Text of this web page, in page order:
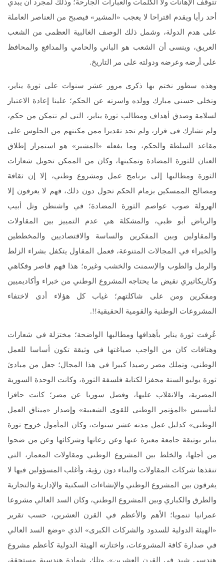
تتوقف الإهانات ولا الكلمات والعبارات الجارحة؛ وذلك لمجرد أن يبدي
أحد رأيا ويقدم اقتراحا لا يعجب «المشير» فيصبح من العناصر العاملة
على هدم الدولة، وشمل ذلك الوصف الغالبية العظمى من الشعب
العريق، وينسى أن الشعب هو الباني والحامي والمدافع والمحافظ
على أرضه وعرضه ودولته على مر التاريخ.
وهذه سطور نختم بها ذكرى مرور عشر سنوات على ثورة يناير،
وتخلي حسني مبارك وولده واسرته عن الحكم؛ علينا إعادة الاعتبار
لسلامة وصدق أهداف ومطالب ثورة يناير، التي لم تتمكن من حكم،
ولم تشارك في قرار، ولم تجد تقديرا ممن مكنتهم من الجلوس على
مقاعد السلطة والحكم، وما يفعله «المشير» هو استمرار إطلاق
العنان للثورة المضادة وتمكينها، وكان من الممكن تحويل شعارات
الثورة ومطالبها إلى برنامج عمل ومشروع وطني، إلا إن ثقافة
ومصالح الممسكين بزمام الحكم تحول دون ذلك، فهم لا يعرفون إلا
الهرولة صوب عواصم الثورة المضادة؛ في واشنطن وتل أبيب
والرياض أبو ظبي، والمشكلة هي عدم التمييز بين المقاولات
والمقاولين وبين المفكرين والساسة والاقتصاديين والمخططين
والخبراء في المجالات المتنوعة، فعمل المقاول يتكفل بشراء الزلط
والرمل والطوب والإسمنت والخشب وغيره؛ هذا فهم قاصر وفكاهي
وكاريكاتيري نقيض ما يحتاجه المشروع الوطني من خبراء وأكاديميين
ومفكرين ومن على شاكلتهم؛ غياب كل هؤلاء أدى لاختفاء
المشروعات الوطنية والقومية الحقيقية!!.
عُرِفت ثورة يناير بأهدافها ومطالبها الواضحة؛ مختزلة في شعارات
وهتافات كان من الواجب صياغتها في وثيقة تكون أساسا للعمل
الوطني، وتملك مصر رصيدا كبيرا في هذا المجال؛ جعل من مبادئ
ثورة يوليو الستة محفزا لكتابة فلسفة الثورة، وكانت الوحدة السورية
المصرية، والانقلاب عليها، وفصل سوريا عن مصر؛ كانت حافزا
لتأسيس «المؤتمر الوطني للقوى الشعبية» وإصدار «ميثاق العمل
الوطني» كدليل عمل مدته عشر سنوات، وكان المأمول خروج ثورة
يناير بوثيقة جامعة معبرة عنها وعن رعاتها وشركائها وعن من ضحوا
من أجلها، والخلط بين المشروع الوطني ومقاولات المعمار، التي
تنفذها شركات المقاولات والبناء دون رؤية، وأغلب المسؤولين فيها لا
يفرقون بين المشروع الوطني والإنشاءات السكنية والإدارية والتجارية
والطرق والكباري وبين المشروع الوطني، وكان السد العالي مشروعا
عمرانيا تنمويا؛ الأهم والأعظم في القرن العشرين، حسب تقرير
«الهيئة الدولية للسدود والشركات الكبرى» الذي «وضع السد العالي
في صدارة كافة المشروعات، واختارته الهيئة الدولية كأعظم مشروع
هندسي شيد في القرن العشرين». وتلك شهادة هندسية مستحقة،